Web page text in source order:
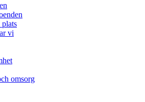
plats
vi
omsorg